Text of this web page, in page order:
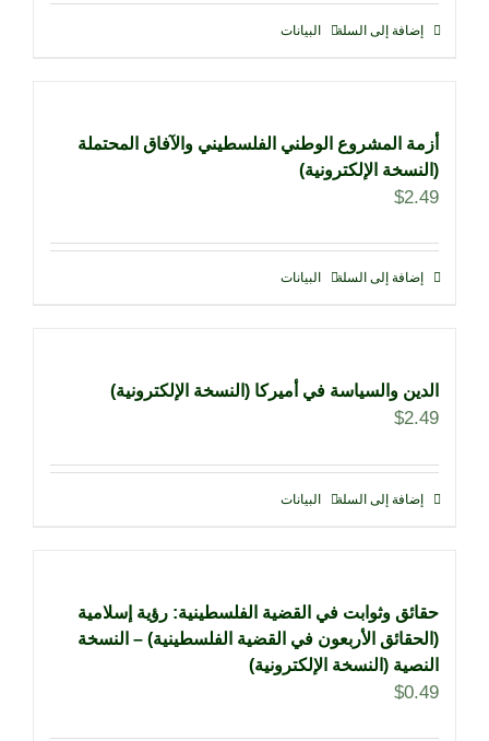
إضافة إلى السلة البيانات
أزمة المشروع الوطني الفلسطيني والآفاق المحتملة
(النسخة الإلكترونية)
$2.49
إضافة إلى السلة البيانات
الدين والسياسة في أميركا (النسخة الإلكترونية)
$2.49
إضافة إلى السلة البيانات
حقائق وثوابت في القضية الفلسطينية: رؤية إسلامية
(الحقائق الأربعون في القضية الفلسطينية) – النسخة
النصية (النسخة الإلكترونية)
$0.49